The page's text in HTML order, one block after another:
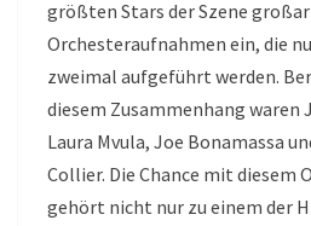
größten Stars der Szene
Orchesteraufnahmen ein, die
zweimal aufgeführt werden.
diesem Zusammenhang waren
Laura Mvula, Joe Bonamassa
Collier. Die Chance mit diesem
gehört nicht nur zu einem der